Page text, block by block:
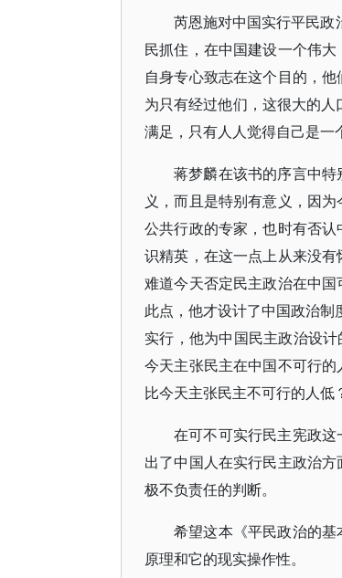
芮恩施对中国实行平民政
民抓住，在中国建设一个伟
自身专心致志在这个目的，
为只有经过他们，这很大的
满足，只有人人觉得自己是一
蒋梦麟在该书的序言中
义，而且是特别有意义，因
公共行政的专家，也时有否
识精英，在这一点上从来没
难道今天否定民主政治在中
此点，他才设计了中国政治制
实行，他为中国民主政治设计
今天主张民主在中国不可行
比今天主张民主不可行的人低
在可不可实行民主宪政
出了中国人在实行民主政治
极不负责任的判断。
希望这本《平民政治的
原理和它的现实操作性。